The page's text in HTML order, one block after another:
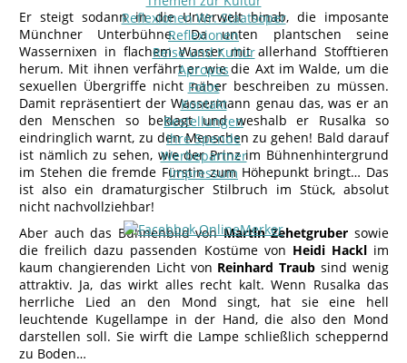
Reflexionen Wr. Staatsoper
Reflexionen
Reise und Kultur
Apropos
Fotos
Kontakt
Bestellungen
Ihre Spende
Werbepartner
Impressum
Er steigt sodann in die Unterwelt hinab, die imposante
Münchner Unterbühne. Da unten plantschen seine
Wassernixen in flachem Wasser mit allerhand Stofftieren
herum. Mit ihnen verfährt er wie die Axt im Walde, um die
sexuellen Übergriffe nicht näher beschreiben zu müssen.
Damit repräsentiert der Wassermann genau das, was er an
den Menschen so beklagt und weshalb er Rusalka so
eindringlich warnt, zu den Menschen zu gehen! Bald darauf
ist nämlich zu sehen, wie der Prinz im Bühnenhintergrund
im Stehen die fremde Fürstin zum Höhepunkt bringt… Das
ist also ein dramaturgischer Stilbruch im Stück, absolut
nicht nachvollziehbar!
Aber auch das Bühnenbild vonMartin Zehetgruber sowie
die freilich dazu passenden Kostüme von Heidi Hacklim
kaum changierenden Licht von Reinhard Traub sind wenig
attraktiv. Ja, das wirkt alles recht kalt. Wenn Rusalka das
herrliche Lied an den Mond singt, hat sie eine hell
leuchtende Kugellampe in der Hand, die also den Mond
darstellen soll. Sie wirft die Lampe schließlich scheppernd
zu Boden…